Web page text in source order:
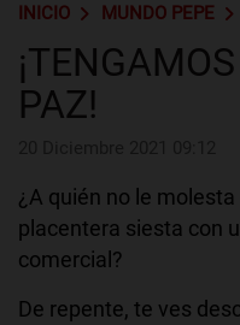
INICIO MUNDO PEPE
PAZ!
¿A quién no le
placentera siesta con
comercial?
De repente, te ves